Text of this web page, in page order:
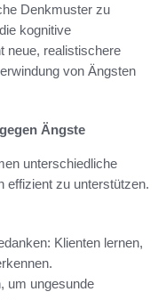
Denkmuster zu
kognitive
neue, realistischere
von Ängsten
Ängste
unterschiedliche
effizient zu unterstützen.
Klienten lernen,
um ungesunde